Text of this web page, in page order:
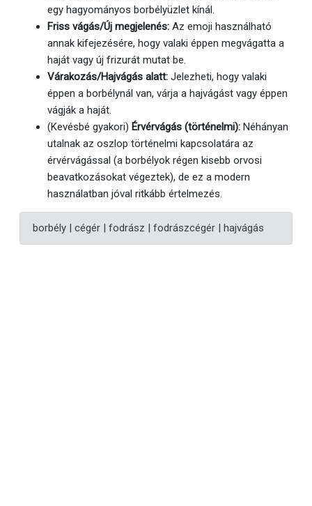
egy hagyományos borbélyüzlet kínál.
Friss vágás/Új megjelenés: Az emoji használható
annak kifejezésére, hogy valaki éppen megvágatta a
haját vagy új frizurát mutat be.
Várakozás/Hajvágás alatt: Jelezheti, hogy valaki
éppen a borbélynál van, várja a hajvágást vagy éppen
vágják a haját.
(Kevésbé gyakori) Érvérvágás (történelmi): Néhányan
utalnak az oszlop történelmi kapcsolatára az
érvérvágással (a borbélyok régen kisebb orvosi
beavatkozásokat végeztek), de ez a modern
használatban jóval ritkább értelmezés.
borbély | cégér | fodrász | fodrászcégér | hajvágás